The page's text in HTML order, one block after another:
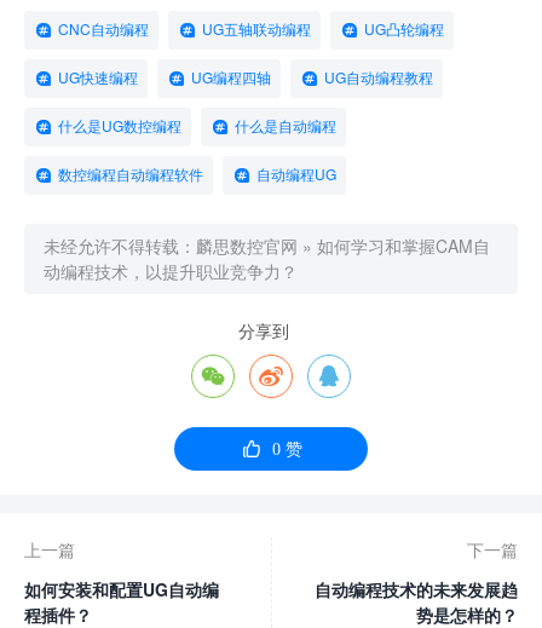
CNC自动编程 UG五轴联动编程 UG凸轮编程
UG快速编程 UG编程四轴 UG自动编程教程
什么是UG数控编程 什么是自动编程
数控编程自动编程软件 自动编程UG
未经允许不得转载： 麟思数控官网 » 如何学习和掌握CAM自
动编程技术，以提升职业竞争力？
分享到
  
 0赞
上一篇
如何安装和配置UG自动编
程插件？
下一篇
自动编程技术的未来发展趋
势是怎样的？